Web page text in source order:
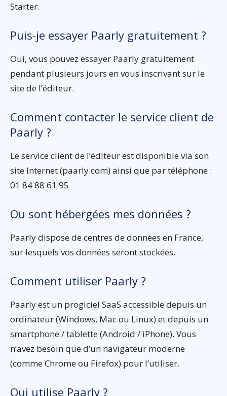
Starter.
Puis-je essayer Paarly gratuitement ?
Oui, vous pouvez essayer Paarly gratuitement
pendant plusieurs jours en vous inscrivant sur le
site de l’éditeur.
Comment contacter le service client de
Paarly ?
Le service client de l’éditeur est disponible via son
site Internet (paarly.com) ainsi que par téléphone :
01 84 88 61 95
Ou sont hébergées mes données ?
Paarly dispose de centres de données en France,
sur lesquels vos données seront stockées.
Comment utiliser Paarly ?
Paarly est un progiciel SaaS accessible depuis un
ordinateur (Windows, Mac ou Linux) et depuis un
smartphone / tablette (Android / iPhone). Vous
n’avez besoin que d’un navigateur moderne
(comme Chrome ou Firefox) pour l’utiliser.
Qui utilise Paarly ?